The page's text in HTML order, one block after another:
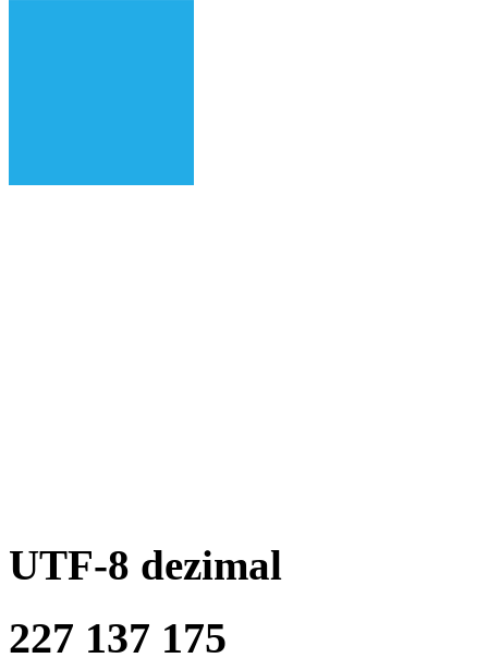
UTF-8 dezimal
227 137 175